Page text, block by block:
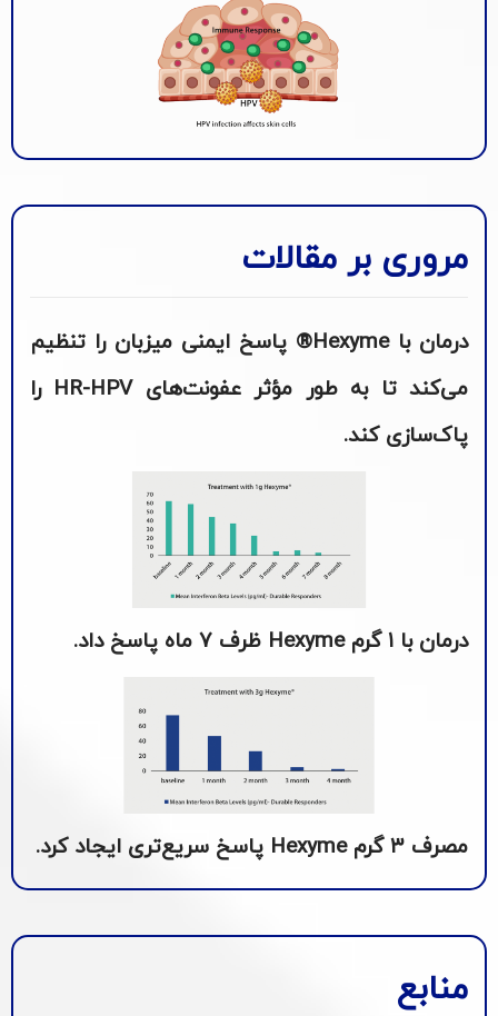
مروری بر مقالات
درمان با Hexyme® پاسخ ایمنی میزبان را تنظیم
می‌کند تا به طور مؤثر عفونت‌های HR-HPV را
پاک‌سازی کند.
درمان با ۱ گرم Hexyme ظرف ۷ ماه پاسخ داد.
مصرف ۳ گرم Hexyme پاسخ سریع‌تری ایجاد کرد.
منابع